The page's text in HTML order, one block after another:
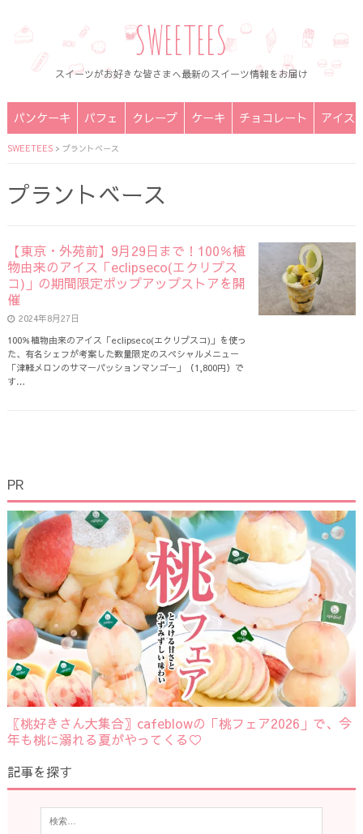
SWEETEES
スイーツがお好きな皆さまへ最新のスイーツ情報をお届け
パンケーキ パフェ クレープ ケーキ チョコレート アイス
SWEETEES> プラントベース
プラントベース
【東京・外苑前】9月29日まで！100％植
物由来のアイス「eclipseco(エクリプス
コ)」の期間限定ポップアップストアを開
催
2024年8月27日
100％植物由来のアイス「eclipseco(エクリプスコ)」を使っ
た、有名シェフが考案した数量限定のスペシャルメニュー
「津軽メロンのサマーパッションマンゴー」（1,800円）で
す…
PR
〖桃好きさん大集合〗cafeblowの「桃フェア2026」で、今
年も桃に溺れる夏がやってくる♡
記事を探す